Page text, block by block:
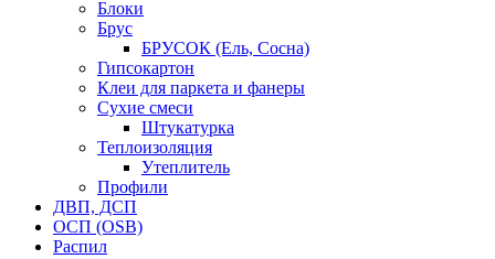
Блоки
Брус
БРУСОК (Ель, Сосна)
Гипсокартон
Клеи для паркета и фанеры
Сухие смеси
Штукатурка
Теплоизоляция
Утеплитель
Профили
ДВП, ДСП
ОСП (OSB)
Распил